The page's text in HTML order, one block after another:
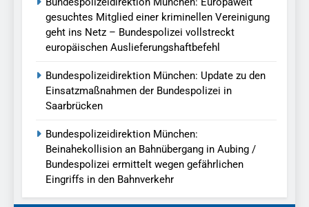
gesuchtes Mitglied einer kriminellen Vereinigung
geht ins Netz – Bundespolizei vollstreckt
europäischen Auslieferungshaftbefehl
Bundespolizeidirektion München: Update zu den
Einsatzmaßnahmen der Bundespolizei in
Saarbrücken
Bundespolizeidirektion München:
Beinahekollision an Bahnübergang in Aubing /
Bundespolizei ermittelt wegen gefährlichen
Eingriffs in den Bahnverkehr